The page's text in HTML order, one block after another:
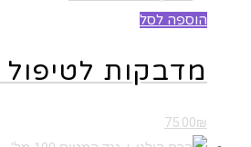
הוספה לסל
מדבקות
75.00₪